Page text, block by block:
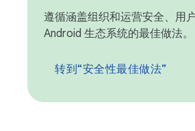
遵循涵盖组织和运营安全、用
Android 生态系统的最佳做法。
转到“安全性最佳做法”